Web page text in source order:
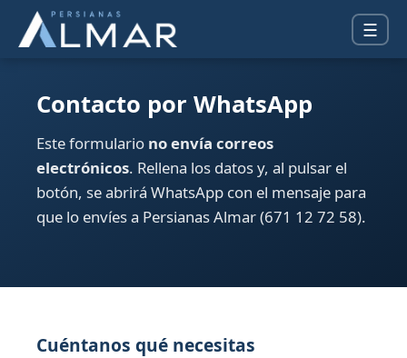
☰
Contacto por WhatsApp
Este formulario no envía correos
electrónicos. Rellena los datos y, al pulsar el
botón, se abrirá WhatsApp con el mensaje para
que lo envíes a Persianas Almar (671 12 72 58).
Cuéntanos qué necesitas